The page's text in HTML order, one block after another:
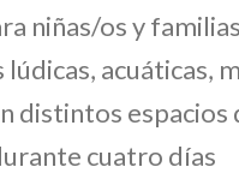
niñas/os y
acuáticas,
distintos espacios
cuatro días